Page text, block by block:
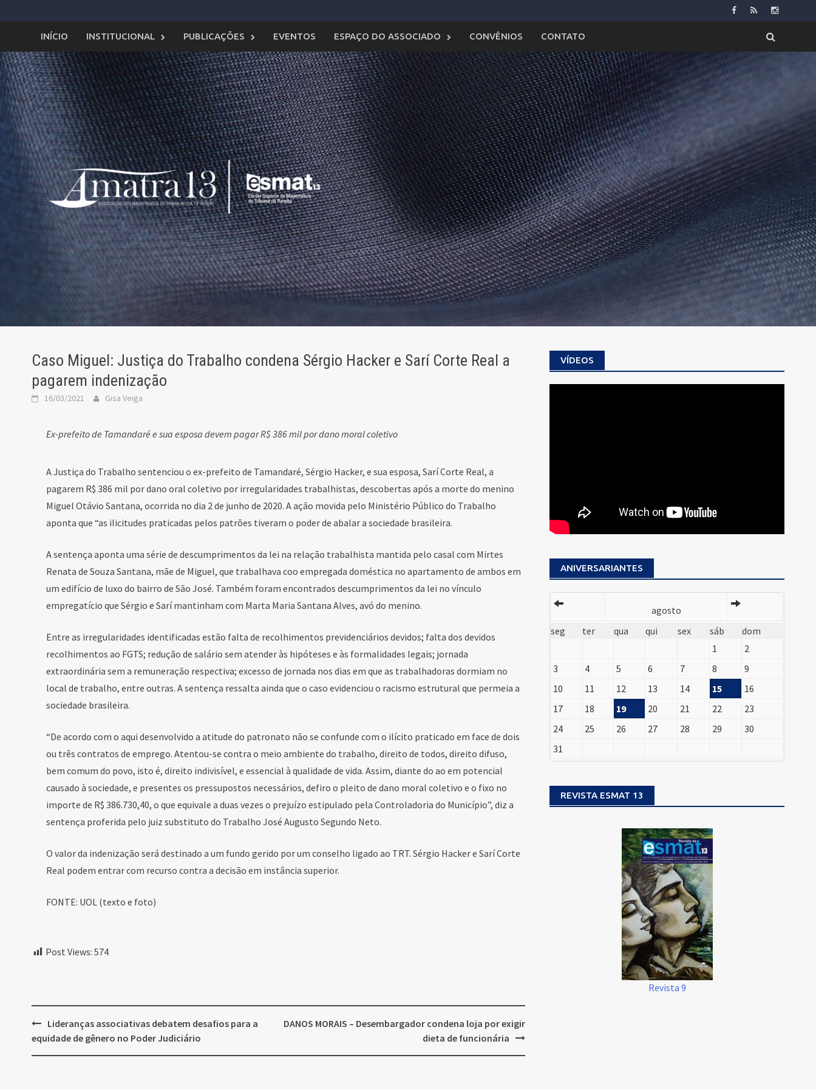
to
INÍCIO INSTITUCIONAL PUBLICAÇÕES EVENTOS ESPAÇO DO ASSOCIADO CONVÊNIOS CONTATO
Caso Miguel: Justiça do Trabalho condena Sérgio Hacker e Sarí Corte Real a
pagarem indenização
16/03/2021 Gisa Veiga
Ex-prefeito de Tamandaré e sua esposa devem pagar R$ 386 mil por dano moral coletivo
A Justiça do Trabalho sentenciou o ex-prefeito de Tamandaré, Sérgio Hacker, e sua esposa, Sarí Corte Real, a
pagarem R$ 386 mil por dano oral coletivo por irregularidades trabalhistas, descobertas após a morte do menino
Miguel Otávio Santana, ocorrida no dia 2 de junho de 2020. A ação movida pelo Ministério Público do Trabalho
aponta que “as ilicitudes praticadas pelos patrões tiveram o poder de abalar a sociedade brasileira.
A sentença aponta uma série de descumprimentos da lei na relação trabalhista mantida pelo casal com Mirtes
Renata de Souza Santana, mãe de Miguel, que trabalhava coo empregada doméstica no apartamento de ambos em
um edifício de luxo do bairro de São José. Também foram encontrados descumprimentos da lei no vínculo
empregatício que Sérgio e Sarí mantinham com Marta Maria Santana Alves, avó do menino.
Entre as irregularidades identificadas estão falta de recolhimentos previdenciários devidos; falta dos devidos
recolhimentos ao FGTS; redução de salário sem atender às hipóteses e às formalidades legais; jornada
extraordinária sem a remuneração respectiva; excesso de jornada nos dias em que as trabalhadoras dormiam no
local de trabalho, entre outras. A sentença ressalta ainda que o caso evidenciou o racismo estrutural que permeia a
sociedade brasileira.
“De acordo com o aqui desenvolvido a atitude do patronato não se confunde com o ilícito praticado em face de dois
ou três contratos de emprego. Atentou-se contra o meio ambiente do trabalho, direito de todos, direito difuso,
bem comum do povo, isto é, direito indivisível, e essencial à qualidade de vida. Assim, diante do ao em potencial
causado à sociedade, e presentes os pressupostos necessários, defiro o pleito de dano moral coletivo e o fixo no
importe de R$ 386.730,40, o que equivale a duas vezes o prejuízo estipulado pela Controladoria do Município”, diz a
sentença proferida pelo juiz substituto do Trabalho José Augusto Segundo Neto.
O valor da indenização será destinado a um fundo gerido por um conselho ligado ao TRT. Sérgio Hacker e Sarí Corte
Real podem entrar com recurso contra a decisão em instância superior.
FONTE: UOL (texto e foto)
Post Views: 574
Post
navigation
Lideranças associativas debatem desafios para a
equidade de gênero no Poder Judiciário
DANOS MORAIS – Desembargador condena loja por exigir
dieta de funcionária
VÍDEOS
ANIVERSARIANTES
agosto
seg
ter qua qui sex sáb
dom
1
2
3
4 5 6 7 8
9
10
11 12 13 14 15
16
17
18 19 20 21 22
23
24
25 26 27 28 29
30
31
REVISTA ESMAT 13
Revista 9